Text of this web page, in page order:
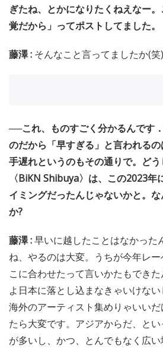
ぎたね、とかになりたくねえなー
覚だから」ってポストしてました。
藤澤 : そんなこと言ってましたか(笑)
──これ、ものすごく分かるんです
のだから「早すぎる」と言われる
手遅れというのもその通りで。どう
〈BiKN Shibuya〉は、この2023年
イミングだったんじゃないかと。
か?
藤澤 :早いに越したことはなかった
ね、やるのは大変。うちが今年レ
こに合わせたって言いかたもでき
よ日本に落とし込まなきゃいけな
海外のアーティスト集めりゃいい
たら大変です。アジアからだ、と
が多いし、かつ、とんでもなく広